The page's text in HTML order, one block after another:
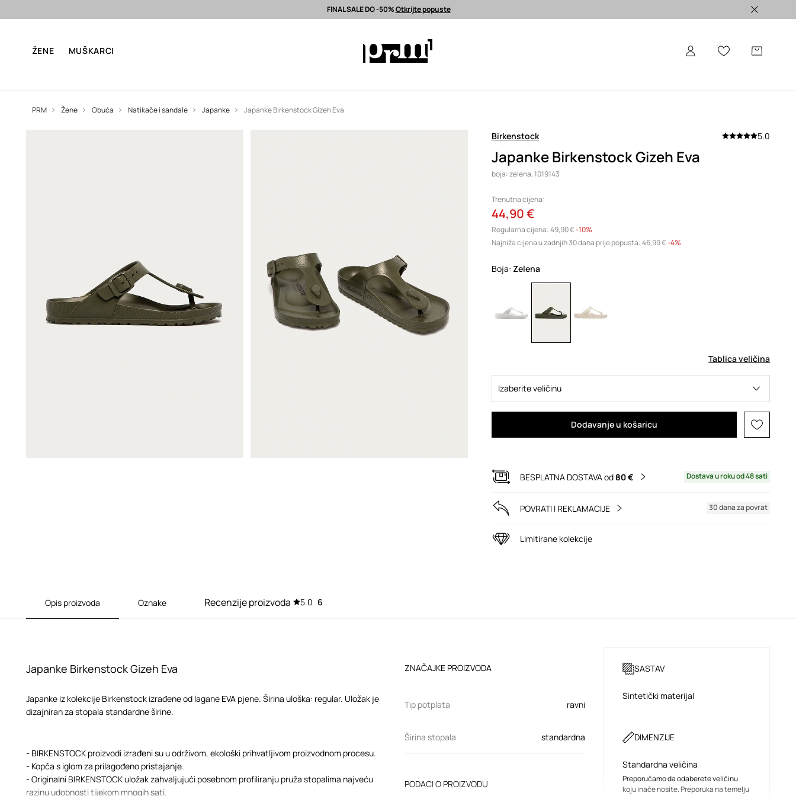
Besplatna dostava od 80 EUR > Odabrane premium modne marke >
FINAL SALE DO -50%Otkrijte popuste
ŽENE MUŠKARCI
PRM Žene Obuća Natikače i sandale Japanke Japanke Birkenstock Gizeh Eva
Birkenstock 5.0
Japanke Birkenstock Gizeh Eva
boja: zelena, 1019143
Trenutna cijena:
44,90 €
Regularna cijena:49,90 €-10%
Najniža cijena u zadnjih 30 dana prije popusta:46,99 € -4%
Boja: zelena
Tablica veličina
Izaberite veličinu
Dodavanje u košaricu
BESPLATNA DOSTAVA od80 € Dostava u roku od 48 sati
POVRATI I REKLAMACIJE 30 dana za povrat
Limitirane kolekcije
Opis proizvoda Oznake Recenzije proizvoda 5.0 6
Japanke Birkenstock Gizeh Eva
Japanke iz kolekcije Birkenstock izrađene od lagane EVA pjene. Širina uloška: regular. Uložak je
dizajniran za stopala standardne širine.
- BIRKENSTOCK proizvodi izrađeni su u održivom, ekološki prihvatljivom proizvodnom procesu.
- Kopča s iglom za prilagođeno pristajanje.
- Originalni BIRKENSTOCK uložak zahvaljujući posebnom profiliranju pruža stopalima najveću
razinu udobnosti tijekom mnogih sati.
ZNAČAJKE PROIZVODA
Tip potplata ravni
Širina stopala standardna
PODACI O PROIZVODU
SASTAV
Sintetički materijal
DIMENZIJE
Standardna veličina
Preporučamo da odaberete veličinu
koju inače nosite. Preporuka na temelju